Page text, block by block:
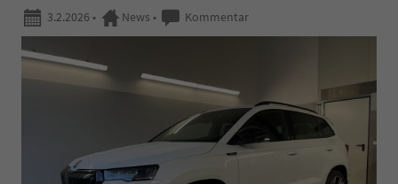
3.2.2026 • News • Kommentar